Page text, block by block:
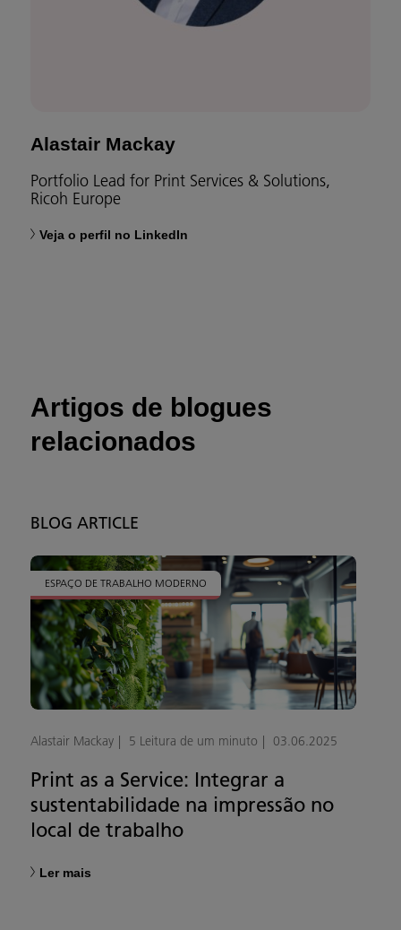
Alastair Mackay
Portfolio Lead for Print Services & Solutions,
Ricoh Europe
Veja o perfil no LinkedIn
Artigos de blogues
relacionados
BLOG ARTICLE
ESPAÇO DE TRABALHO MODERNO
Alastair Mackay 5 Leitura de um minuto 03.06.2025
Print as a Service: Integrar a
sustentabilidade na impressão no
local de trabalho
Ler mais